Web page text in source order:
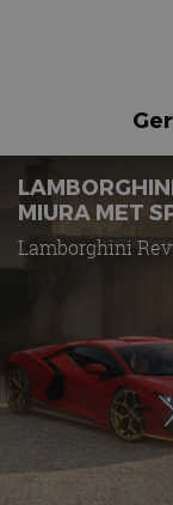
MIURA MET
Lamborghini